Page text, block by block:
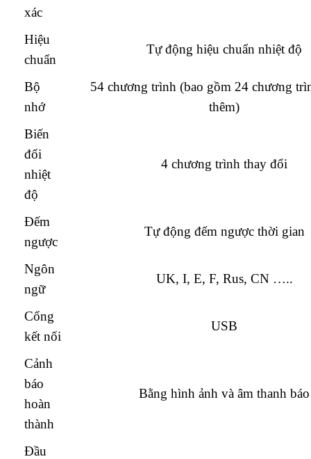
xác
Hiệu
chuẩn
Tự động hiệu chuẩn nhiệt độ
Bộ
nhớ
54 chương trình (bao gồm 24 chương
thêm)
Biến
đổi
nhiệt
độ
4 chương trình thay đổi
Đếm
ngược
Tự động đếm ngược thời gian
Ngôn
ngữ
UK, I, E, F, Rus, CN …..
Cổng
kết nối
USB
Cảnh
báo
hoàn
thành
Bằng hình ảnh và âm thanh báo
Đầu